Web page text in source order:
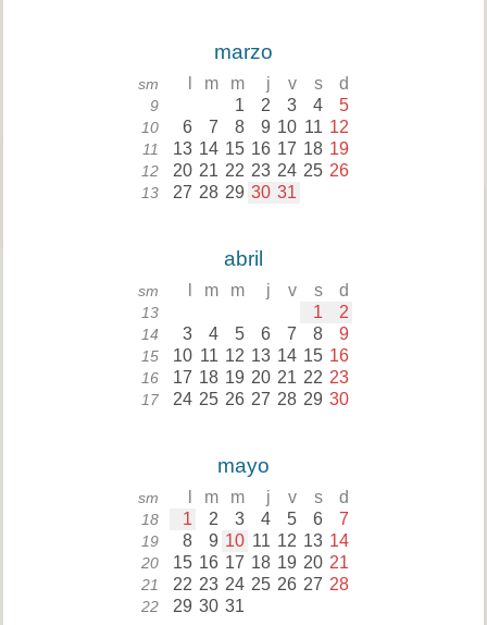
marzo
sm m m j v s d
9 1 2 3 4 5
10 6 7 8 9 10 11 12
11 13 14 15 16 17 18 19
12 20 21 22 23 24 25 26
13 27 28 29 30 31
abril
sm m m j v s d
13 1 2
14 3 4 5 6 7 8 9
15 10 11 12 13 14 15 16
16 17 18 19 20 21 22 23
17 24 25 26 27 28 29 30
mayo
sm m m j v s d
18 1 2 3 4 5 6 7
19 8 9 10 11 12 13 14
20 15 16 17 18 19 20 21
21 22 23 24 25 26 27 28
22 29 30 31